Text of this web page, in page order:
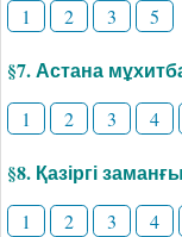
1 2 3 5
§7. Астана
1 2 3 4
§8. Қазіргі
1 2 3 4